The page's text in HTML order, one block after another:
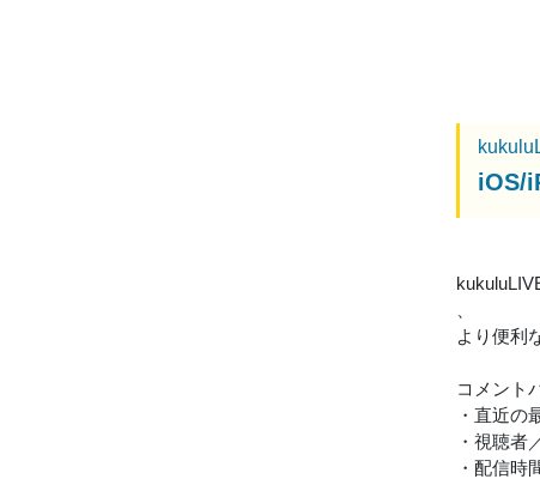
iOS/
より便利
コメント
・直近の
・視聴者
・配信時